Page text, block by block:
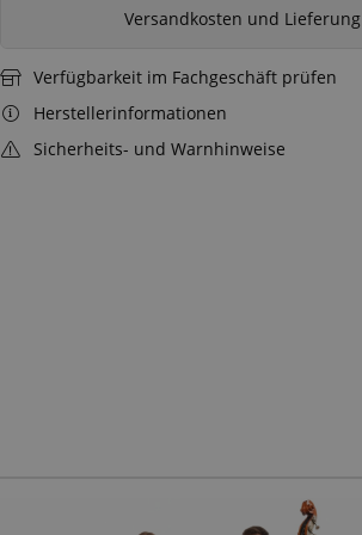
Versandkosten und Lieferung
Verfügbarkeit im Fachgeschäft prüfen
Herstellerinformationen
Sicherheits- und Warnhinweise